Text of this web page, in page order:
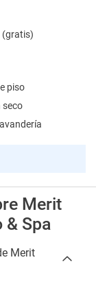
(gratis)
piso
seco
Merit
& Spa
Merit